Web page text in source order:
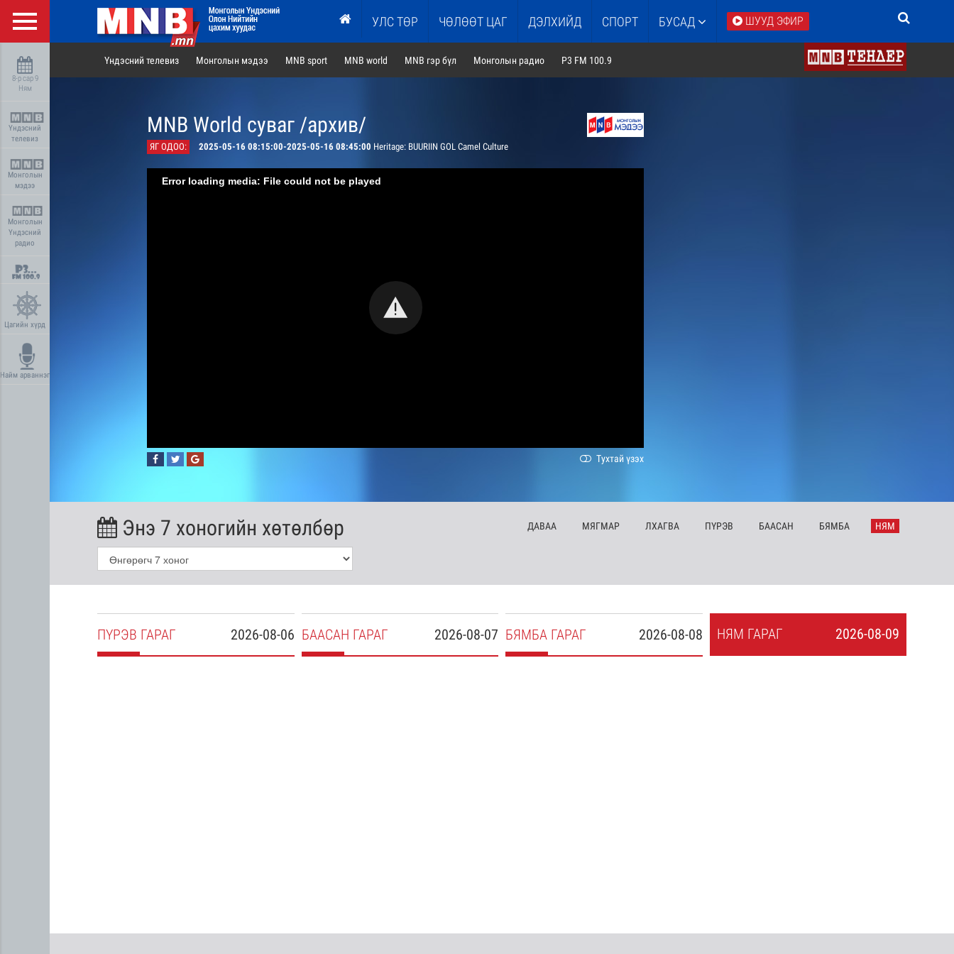
УЛС ТӨР ЧӨЛӨӨТ ЦАГ ДЭЛХИЙД СПОРТ БУСАД ШУУД ЭФИР
8-р сар 9
Ням
Үндэсний
телевиз
Монголын
мэдээ
Монголын
Үндэсний
радио
Цагийн хүрд
Найм арваннэг
Үндэсний телевиз Монголын мэдээ MNB sport MNB world MNB гэр бүл Монголын радио P3 FM 100.9
MNB World суваг /архив/
ЯГ ОДОО: 2025-05-16 08:15:00-2025-05-16 08:45:00 Heritage: BUURIIN GOL Camel Culture
Error loading media: File could not be played
Тухтай үзэх
Энэ 7 хоногийн хөтөлбөр ДАВАА МЯГМАР ЛХАГВА ПҮРЭВ БААСАН БЯМБА НЯМ
2026-08-06
ПҮРЭВ ГАРАГ 2026-08-07
БААСАН ГАРАГ 2026-08-08
БЯМБА ГАРАГ 2026-08-09
НЯМ ГАРАГ